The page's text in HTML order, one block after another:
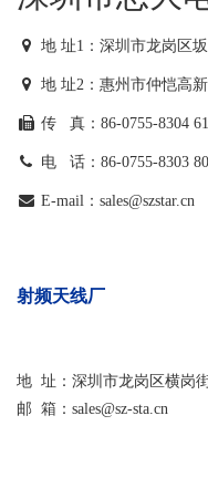
地 址1：深圳市龙岗区
地 址2：惠州市仲恺高
传 真： 86-0755-8304
电话： 86-0755-8303
E-mail：sales@szstar.cn
射频天线厂
地 址：深圳市龙岗区横岗
邮 箱：sales@sz-sta.cn